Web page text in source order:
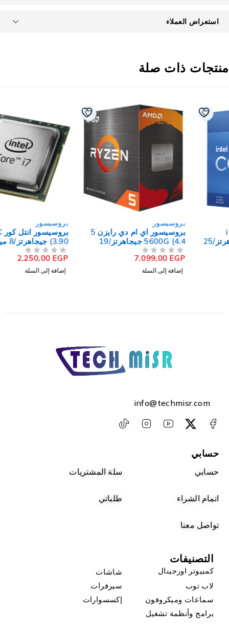
استعراض العملاء
ذات صلة
بروسيسور اي ام دي رايزن 5
5600G (4.4 جيجاهرتز/19
ميجابايت كاش) 6 نواة AM4
7.099,00
بروسيسور انتل كور i7-4770K
(3.90 جيجاهرتز/8 ميجابايت
كاش) 4 نواة LGA 1150 (بدون
2.250,00
info@techmisr.com
حسابي
حسابي سلة المشتريات
اتمام الشراء طلباتي
تواصل معنا
التصنيفات
كمبيوتر اورجينال
شاشات
لاب توب
سيرفرات
سماعات وميكروفون
إكسسوارات
برامج وأنظمة تشغيل